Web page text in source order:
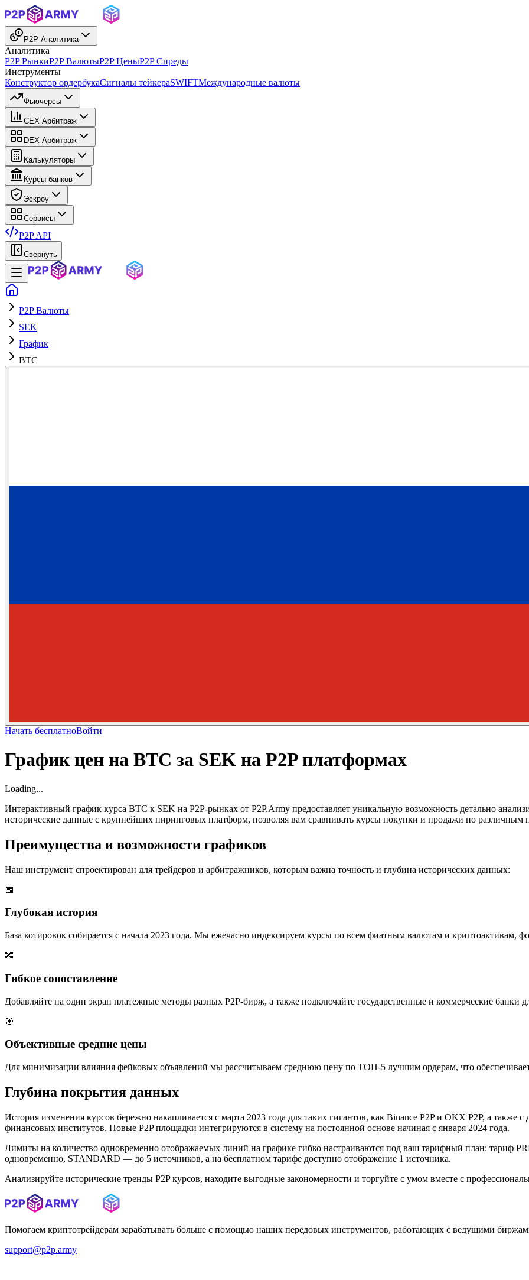
P2P Аналитика
Аналитика
P2P РынкиP2P ВалютыP2P ЦеныP2P Спреды
Инструменты
Конструктор ордербукаСигналы тейкераSWIFTМеждународные валюты
Фьючерсы
CEX Арбитраж
DEX Арбитраж
Калькуляторы
Курсы банков
Эскроу
Сервисы
P2P API
Свернуть
P2P Валюты
SEK
График
BTC
Начать бесплатноВойти
График цен на BTC за SEK на P2P платформах
Loading...
Интерактивный график курса BTC к SEK на P2P-рынках от P2P.Army предоставляет уникальную возможность детально
исторические данные с крупнейших пиринговых платформ, позволяя вам сравнивать курсы покупки и продажи по различным
Преимущества и возможности графиков
Наш инструмент спроектирован для трейдеров и арбитражников, которым важна точность и глубина исторических данных:
📅
Глубокая история
База котировок собирается с начала 2023 года. Мы ежечасно индексируем курсы по всем фиатным валютам и криптоактивам,
🔀
Гибкое сопоставление
Добавляйте на один экран платежные методы разных P2P-бирж, а также подключайте государственные и коммерческие банки
🎯
Объективные средние цены
Для минимизации влияния фейковых объявлений мы рассчитываем среднюю цену по ТОП-5 лучшим ордерам, что
Глубина покрытия данных
История изменения курсов бережно накапливается с марта 2023 года для таких гигантов, как Binance P2P и OKX P2P, а также
финансовых институтов. Новые P2P площадки интегрируются в систему на постоянной основе начиная с января 2024 года.
Лимиты на количество одновременно отображаемых линий на графике гибко настраиваются под ваш тарифный план: тариф
одновременно, STANDARD — до 5 источников, а на бесплатном тарифе доступно отображение 1 источника.
Анализируйте исторические тренды P2P курсов, находите выгодные закономерности и торгуйте с умом вместе с
Помогаем криптотрейдерам зарабатывать больше с помощью наших передовых инструментов, работающих с ведущими
support@p2p.army